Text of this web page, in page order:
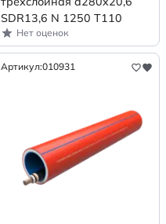
SDR13,6 N 1250 Т110
Нет оценок
Артикул:010931